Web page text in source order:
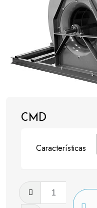
CMD
Características
cantidad